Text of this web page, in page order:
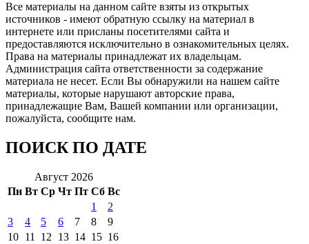
Все материалы на данном сайте взяты из открытых
источников - имеют обратную ссылку на материал в
интернете или присланы посетителями сайта и
предоставляются исключительно в ознакомительных целях.
Права на материалы принадлежат их владельцам.
Администрация сайта ответственности за содержание
материала не несет. Если Вы обнаружили на нашем сайте
материалы, которые нарушают авторские права,
принадлежащие Вам, Вашей компании или организации,
пожалуйста, сообщите нам.
ПОИСК ПО ДАТЕ
Август 2026
Пн Вт Ср Чт Пт Сб Вс
1
2
3
4 5 6 7 8
9
10 11 12 13 14 15 16